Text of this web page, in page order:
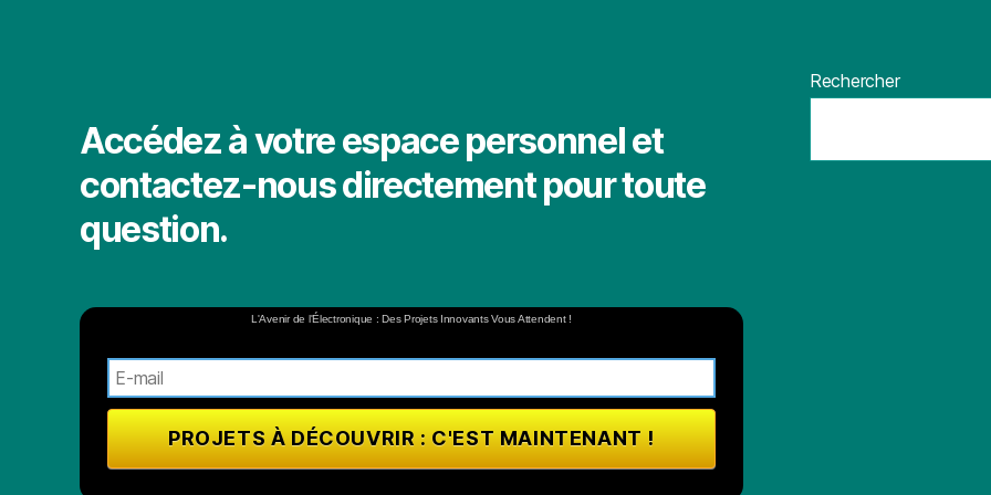
Accédez à votre espace personnel et
contactez-nous directement pour toute
question.
L'Avenir de l'Électronique : Des Projets Innovants Vous Attendent !
Rechercher